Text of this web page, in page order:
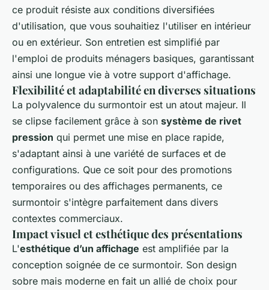
ce produit résiste aux conditions diversifiées
d'utilisation, que vous souhaitiez l'utiliser en intérieur
ou en extérieur. Son entretien est simplifié par
l'emploi de produits ménagers basiques, garantissant
ainsi une longue vie à votre support d'affichage.
Flexibilité et adaptabilité en diverses situations
La polyvalence du surmontoir est un atout majeur. Il
se clipse facilement grâce à son système de rivet
pression qui permet une mise en place rapide,
s'adaptant ainsi à une variété de surfaces et de
configurations. Que ce soit pour des promotions
temporaires ou des affichages permanents, ce
surmontoir s'intègre parfaitement dans divers
contextes commerciaux.
Impact visuel et esthétique des présentations
L'esthétique d’un affichage est amplifiée par la
conception soignée de ce surmontoir. Son design
sobre mais moderne en fait un allié de choix pour